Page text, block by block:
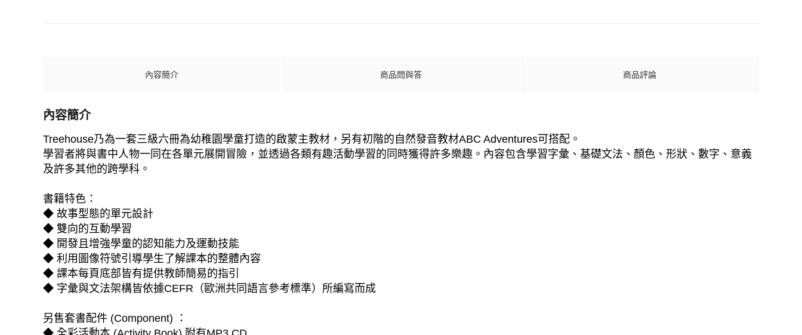
內容簡介 商品問與答 商品評論
內容簡介
Treehouse乃為一套三級六冊為幼稚園學童打造的啟蒙主教材，另有初階的自然發音教材ABC Adventures可搭配。
學習者將與書中人物一同在各單元展開冒險，並透過各類有趣活動學習的同時獲得許多樂趣。內容包含學習字彙、基礎文法、顏色、形狀、數字、意義
及許多其他的跨學科。
書籍特色：
◆ 故事型態的單元設計
◆ 雙向的互動學習
◆ 開發且增強學童的認知能力及運動技能
◆ 利用圖像符號引導學生了解課本的整體內容
◆ 課本每頁底部皆有提供教師簡易的指引
◆ 字彙與文法架構皆依據CEFR（歐洲共同語言參考標準）所編寫而成
另售套書配件 (Component) ：